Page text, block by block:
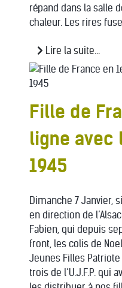
répand dans la salle
chaleur. Les rires
Lire la suite...
Fille de
ligne
1945
Dimanche 7 Janvier,
en direction de
Fabien, qui depuis
front, les colis de
Jeunes Filles
trois de l’U.J.F.P. qui